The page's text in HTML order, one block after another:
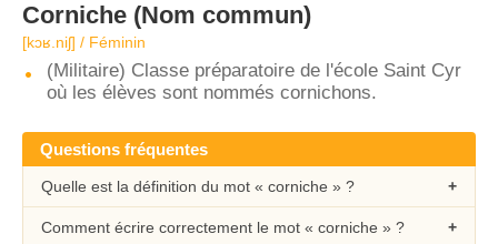
Corniche (Nom commun)
[kɔʁ.niʃ] / Féminin
(Militaire) Classe préparatoire de l'école Saint Cyr
où les élèves sont nommés cornichons.
Questions fréquentes
Quelle est la définition du mot « corniche » ?
Comment écrire correctement le mot « corniche » ?